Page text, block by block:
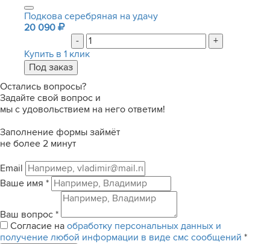
Подкова серебряная на удачу
20 090
-
+
Купить в 1 клик
Остались вопросы?
Задайте свой вопрос и
мы с удовольствием на него ответим!
Заполнение формы займёт
не более 2 минут
Email
Ваше имя *
Ваш вопрос *
Согласие на обработку персональных данных и
получение любой информации в виде смс сообщений *